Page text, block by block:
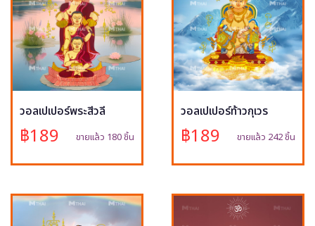
วอลเปเปอร์พระสีวลี
฿189 ขายแล้ว 180 ชิ้น
วอลเปเปอร์ท้าวกุเวร
฿189 ขายแล้ว 242 ชิ้น